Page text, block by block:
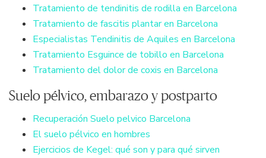
Tratamiento de tendinitis de rodilla en Barcelona
Tratamiento de fascitis plantar en Barcelona
Especialistas Tendinitis de Aquiles en Barcelona
Tratamiento Esguince de tobillo en Barcelona
Tratamiento del dolor de coxis en Barcelona
Suelo pélvico, embarazo y postparto
Recuperación Suelo pelvico Barcelona
El suelo pélvico en hombres
Ejercicios de Kegel: qué son y para qué sirven